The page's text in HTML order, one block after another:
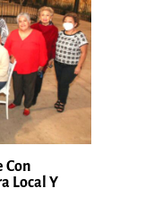
Con
Local Y